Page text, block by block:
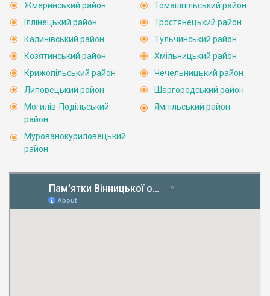
Жмеринський район
Іллінецький район
Калинівський район
Козятинський район
Крижопільський район
Липовецький район
Могилів-Подільський
район
Мурованокуриловецький
район
Томашпільський район
Тростянецький район
Тульчинський район
Хмільницький район
Чечельницький район
Шаргородський район
Ямпільський район